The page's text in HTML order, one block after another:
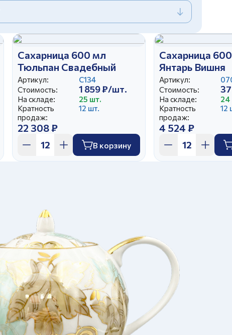
Сахарница 600 мл
Тюльпан Свадебный
Артикул:
С134
Стоимость:
1 859 ₽/шт.
На складе:
25 шт.
Кратность
продаж:
12 шт.
22 308 ₽
В корзину
Сахарница
Янтарь Вишня
Артикул:
Стоимость:
На складе:
24
Кратность
продаж:
12
4 524 ₽